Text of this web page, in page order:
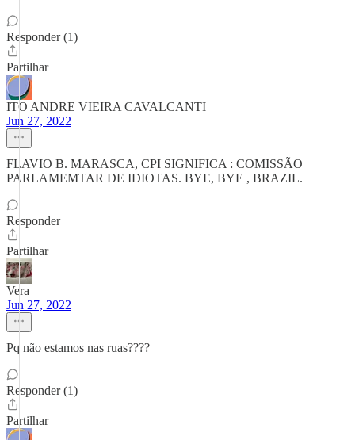
Responder (1)
Partilhar
ITO ANDRE VIEIRA CAVALCANTI
Jun 27, 2022
FLAVIO B. MARASCA, CPI SIGNIFICA : COMISSÃO
PARLAMEMTAR DE IDIOTAS. BYE, BYE , BRAZIL.
Responder
Partilhar
Vera
Jun 27, 2022
Pq não estamos nas ruas????
Responder (1)
Partilhar